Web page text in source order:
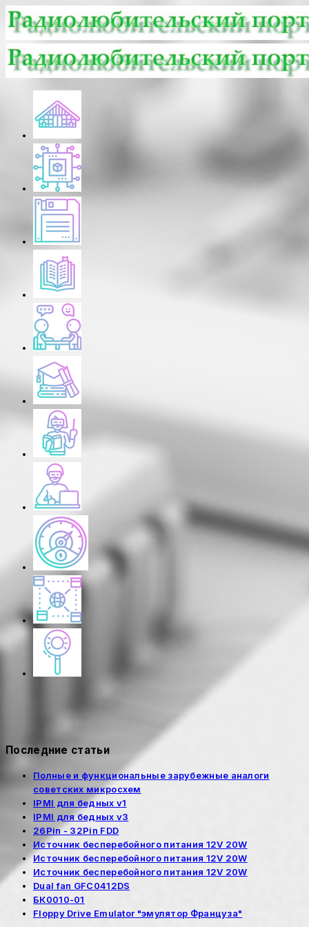
Последние статьи
Полные и функциональные зарубежные аналоги
советских микросхем
IPMI для бедных v1
IPMI для бедных v3
26Pin - 32Pin FDD
Источник бесперебойного питания 12V 20W
Источник бесперебойного питания 12V 20W
Источник бесперебойного питания 12V 20W
Dual fan GFC0412DS
БК0010-01
Floppy Drive Emulator "эмулятор Француза"